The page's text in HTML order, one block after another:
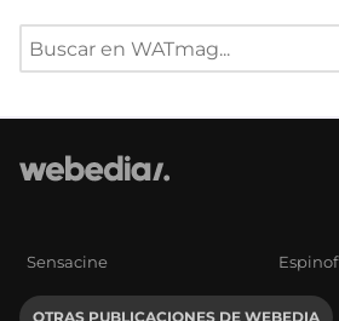
Sensacine Espinof
OTRAS PUBLICACIONES DE WEBEDIA